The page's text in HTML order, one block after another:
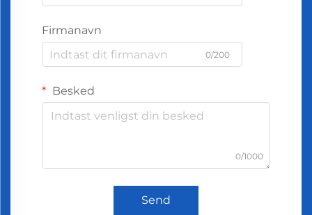
Firmanavn
0/200
Besked
0/1000
Send